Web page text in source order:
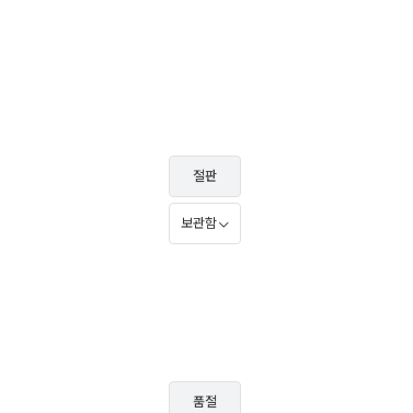
절판
보관함
품절